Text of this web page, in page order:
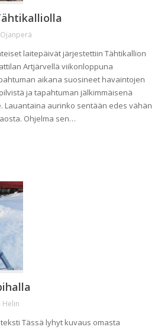
Ojanperä
laitepäivät järjestettiin Tähtikallion
Artjärvellä viikonloppuna
aikana suosineet havaintojen
ja tapahtuman jälkimmäisenä
Lauantaina aurinko sentään edes vähän
Ohjelma sen…
Helin
Tässä lyhyt kuvaus omasta